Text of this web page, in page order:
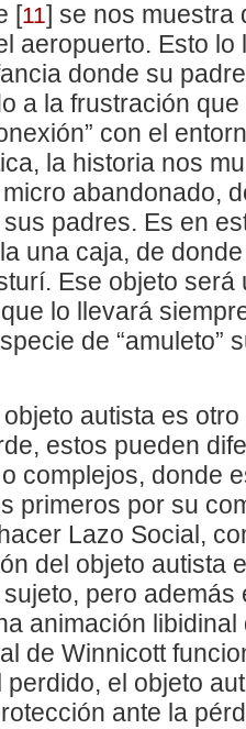
[11] se nos muestra
aeropuerto. Esto
donde su
a la frustración
con el
la historia nos
micro abandonado,
padres. Es en
una caja, de
Ese objeto será
lo llevará
de “amuleto”
autista es
estos pueden
complejos, donde
primeros por su
Lazo Social,
del objeto autista
sujeto, pero
animación
de Winnicott
perdido, el objeto
ante la